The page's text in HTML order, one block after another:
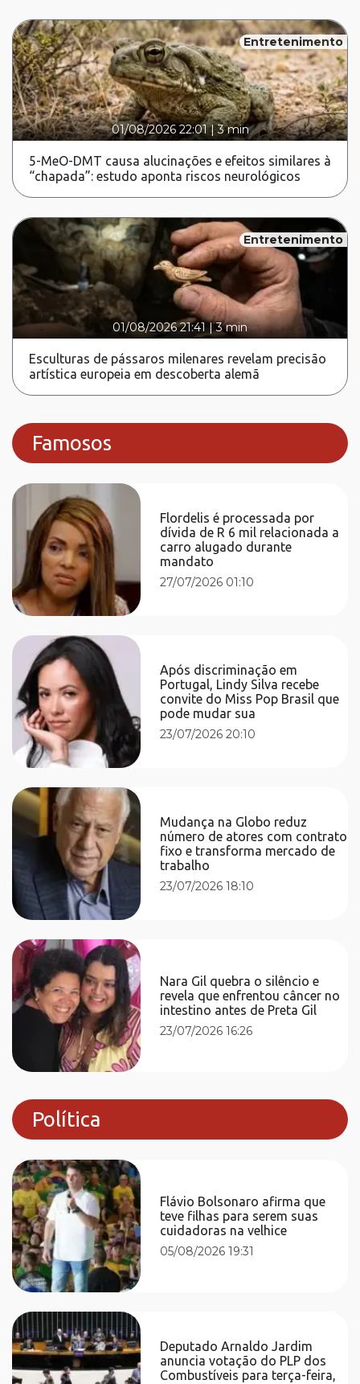
Entretenimento
01/08/2026 22:01|3 min
5-MeO-DMT causa alucinações e efeitos similares à
“chapada”: estudo aponta riscos neurológicos
Entretenimento
01/08/2026 21:41 |3 min
Esculturas de pássaros milenares revelam precisão
artística europeia em descoberta alemã
Famosos
Flordelis é processada por
dívida de R 6 mil relacionada a
carro alugado durante
mandato
27/07/2026 01:10
Após discriminação em
Portugal, Lindy Silva recebe
convite do Miss Pop Brasil que
pode mudar sua
23/07/2026 20:10
Mudança na Globo reduz
número de atores com contrato
fixo e transforma mercado de
trabalho
23/07/2026 18:10
Nara Gil quebra o silêncio e
revela que enfrentou câncer no
intestino antes de Preta Gil
23/07/2026 16:26
Política
Flávio Bolsonaro afirma que
teve filhas para serem suas
cuidadoras na velhice
05/08/2026 19:31
Deputado Arnaldo Jardim
anuncia votação do PLP dos
Combustíveis para terça-feira,